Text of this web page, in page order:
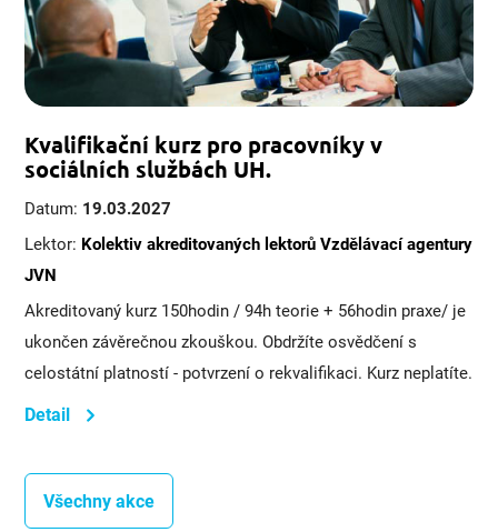
Kvalifikační kurz pro pracovníky v
sociálních službách UH.
Datum: 19.03.2027
Lektor: Kolektiv akreditovaných lektorů Vzdělávací agentury
JVN
Akreditovaný kurz 150hodin / 94h teorie + 56hodin praxe/ je
ukončen závěrečnou zkouškou. Obdržíte osvědčení s
celostátní platností - potvrzení o rekvalifikaci. Kurz neplatíte.
Detail
Všechny akce